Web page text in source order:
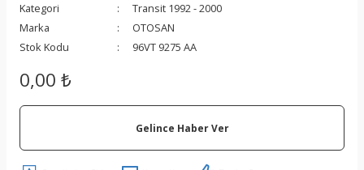
Kategori
Transit 1992 - 2000
Marka
OTOSAN
Stok Kodu
96VT 9275 AA
0,00 ₺
Gelince Haber Ver